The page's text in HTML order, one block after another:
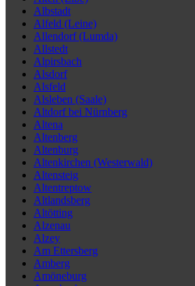
Albstadt
Alfeld (Leine)
Allendorf (Lumda)
Allstedt
Alpirsbach
Alsdorf
Alsfeld
Alsleben (Saale)
Altdorf bei Nürnberg
Altena
Altenberg
Altenburg
Altenkirchen (Westerwald)
Altensteig
Altentreptow
Altlandsberg
Altötting
Alzenau
Alzey
Am Ettersberg
Amberg
Amöneburg